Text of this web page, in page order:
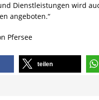
Dienstleistungen wird
angeboten.“
Pfersee
teilen